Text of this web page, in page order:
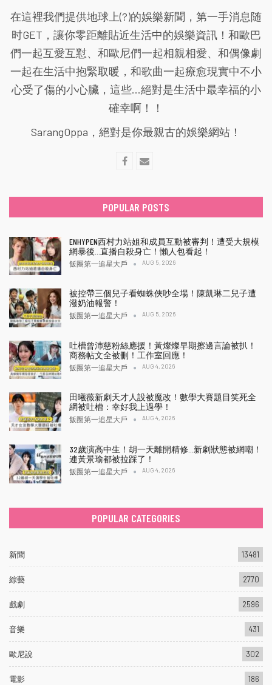
在這裡我們提供地球上(?)的娛樂新聞，第一手消息随
时GET，讓你零距離貼近生活中的娛樂資訊！和歐巴
們一起互愛互懟、和歐尼們一起相親相愛、和偶像劇
一起在生活中抱緊取暖，和歌曲一起療愈現實中不小
心受了傷的小心臟，這些...絕對是生活中最幸福的小
確幸啊！！
SarangOppa，絕對是你最親古的娛樂網站！
POPULAR POSTS
ENHYPEN西村力站姐和成員互動被審判！遭受大規模
網暴後…直播自殺身亡！懶人包看起！
飯圈第一追星大戶 AUG 5, 2026
被控帶三個兒子看蜘蛛俠吵全場！陳凱琳二兒子遭
潑奶油報警！
飯圈第一追星大戶 AUG 5, 2026
吐槽曾沛慈粉絲應援！黃燦燦早期擦邊言論被扒！
商務帖文全被刪！工作室回應！
飯圈第一追星大戶 AUG 4, 2026
田曦薇新劇天才人設被魔改！數學大賽題目笑死全
網被吐槽：幸好我上過學！
飯圈第一追星大戶 AUG 4, 2026
32歲演高中生！胡一天離開精修…新劇狀態被網嘲！
連黃景瑜都被拉踩了！
飯圈第一追星大戶 AUG 4, 2026
POPULAR CATEGORIES
新聞 13481
綜藝 2770
戲劇 2596
音樂 431
歐尼說 302
電影 186